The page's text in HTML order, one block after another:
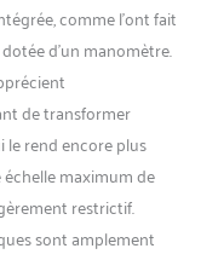
comme l’ont fait
d’un manomètre.
de transformer
le rend encore plus
maximum de
restrictif.
sont amplement